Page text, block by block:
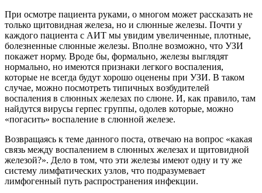
При осмотре пациента руками, о многом может рассказать не
только щитовидная железа, но и слюнные железы. Почти у
каждого пациента с АИТ мы увидим увеличенные, плотные,
болезненные слюнные железы. Вполне возможно, что УЗИ
покажет норму. Вроде бы, формально, железы выглядят
нормально, но имеются признаки легкого воспаления,
которые не всегда будут хорошо оценены при УЗИ. В таком
случае, можно посмотреть типичных возбудителей
воспаления в слюнных железах по слюне. И, как правило, там
найдутся вирусы герпес группы, одолев которые, можно
«погасить» воспаление в слюнной железе.
Возвращаясь к теме данного поста, отвечаю на вопрос «какая
связь между воспалением в слюнных железах и щитовидной
железой?». Дело в том, что эти железы имеют одну и ту же
систему лимфатических узлов, что подразумевает
лимфогенный путь распространения инфекции.